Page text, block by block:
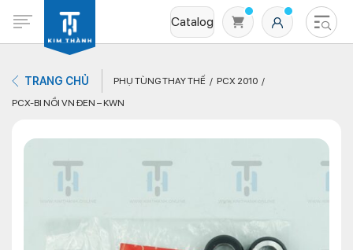
Catalog
TRANG CHỦ PHỤ TÙNG THAY THẾ
PCX 2010
PCX-BI NỒI VN ĐEN – KWN